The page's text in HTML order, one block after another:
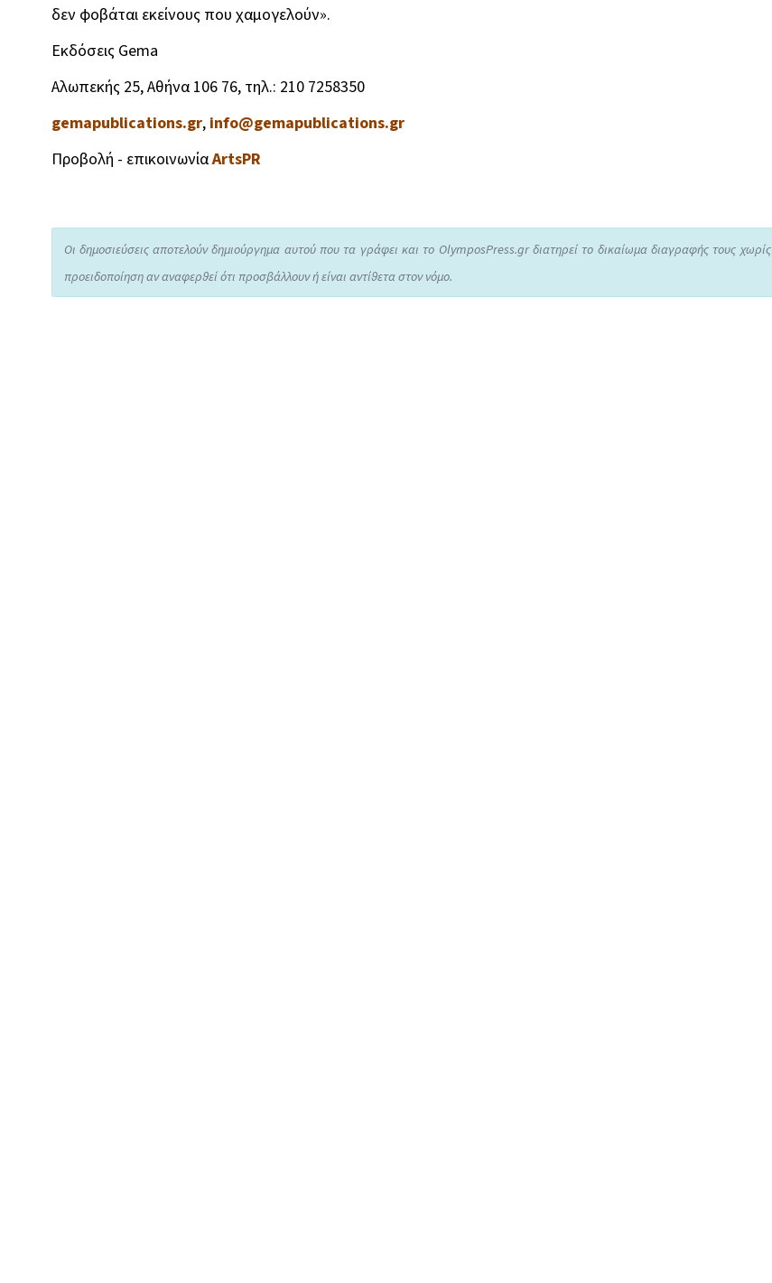
δεν φοβάται εκείνους που χαμογελούν».
Εκδόσεις Gema
Αλωπεκής 25, Αθήνα 106 76, τηλ.: 210 7258350
gemapublications.gr, info@gemapublications.gr
Προβολή - επικοινωνίαArtsPR
Οι δημοσιεύσεις αποτελούν δημιούργημα αυτού που τα γράφει και το OlymposPress.gr διατηρεί το δικαίωμα διαγραφής τους χωρίς
προειδοποίηση αν αναφερθεί ότι προσβάλλουν ή είναι αντίθετα στον νόμο.